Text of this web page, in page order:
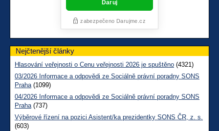
Nejčtenější články
Hlasování veřejnosti o Cenu veřejnosti 2026 je spuštěno (4321)
03/2026 Informace a odpovědi ze Sociálně právní poradny SONS
Praha(1099)
04/2026 Informace a odpovědi ze Sociálně právní poradny SONS
Praha(737)
Výběrové řízení na pozici Asistent/ka prezidentky SONS ČR, z. s.
(603)